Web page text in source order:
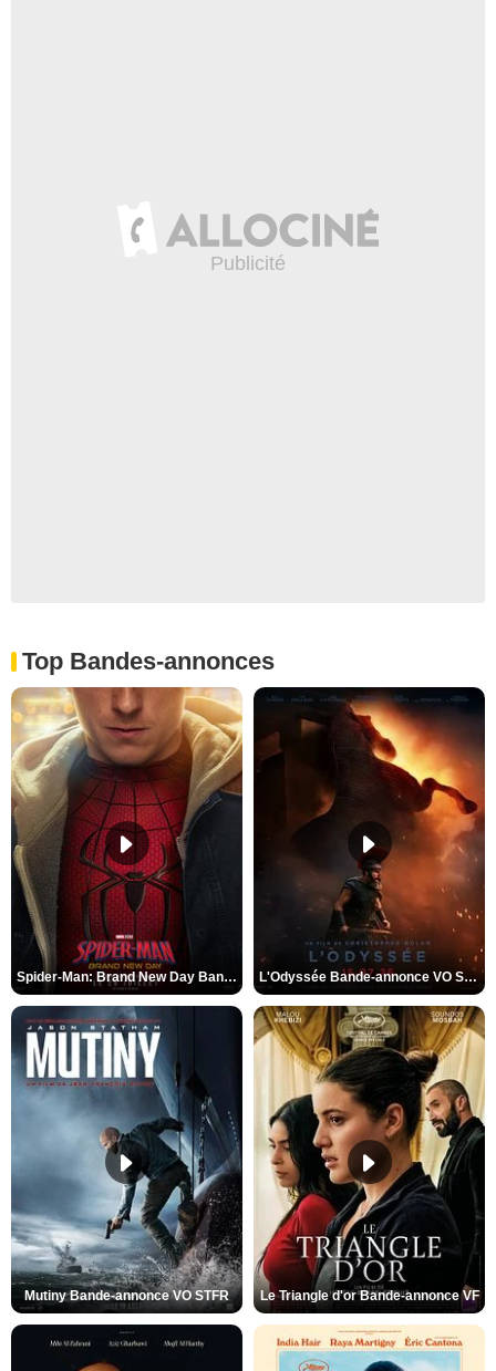
Top Bandes-annonces
Spider-Man: Brand New Day Bande-annonce VO STFR L'Odyssée Bande-annonce VO STFR
Mutiny Bande-annonce VO STFR Le Triangle d'or Bande-annonce VF